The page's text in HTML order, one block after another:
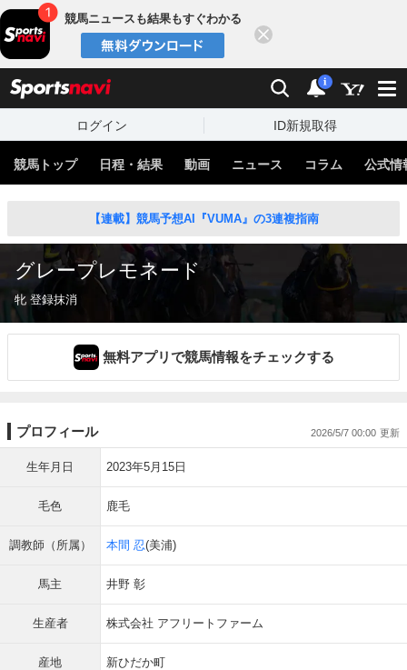
競馬ニュースも結果もすぐわかる
検索 通知
i
ログイン ID新規取得
競馬トップ 日程・結果 動画 ニュース コラム 公式情
【連載】競馬予想AI『VUMA』の3連複指南
グレープレモネード
牝 登録抹消
無料アプリで競馬情報をチェックする
プロフィール 2026/5/7 00:00
生年月日 2023年5月15日
毛色 鹿毛
調教師（所属） 本間 忍(美浦)
馬主 井野 彰
生産者 株式会社 アフリートファーム
産地 新ひだか町